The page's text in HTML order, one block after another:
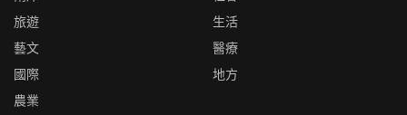
旅遊
生活
藝文
醫療
國際
地方
農業